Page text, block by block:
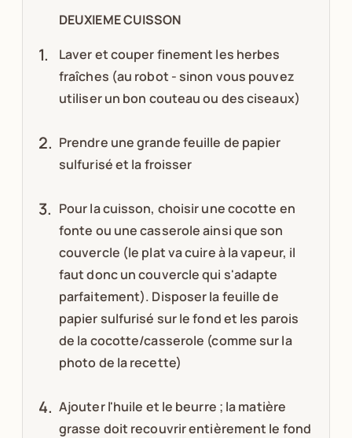
DEUXIEME CUISSON
Laver et couper finement les herbes
fraîches (au robot - sinon vous pouvez
utiliser un bon couteau ou des ciseaux)
Prendre une grande feuille de papier
sulfurisé et la froisser
Pour la cuisson, choisir une cocotte en
fonte ou une casserole ainsi que son
couvercle (le plat va cuire à la vapeur, il
faut donc un couvercle qui s'adapte
parfaitement). Disposer la feuille de
papier sulfurisé sur le fond et les parois
de la cocotte/casserole (comme sur la
photo de la recette)
Ajouter l'huile et le beurre ; la matière
grasse doit recouvrir entièrement le fond